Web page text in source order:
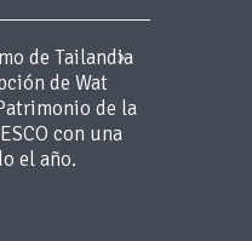
de Tailandia
de Wat
de la
con una
el año.